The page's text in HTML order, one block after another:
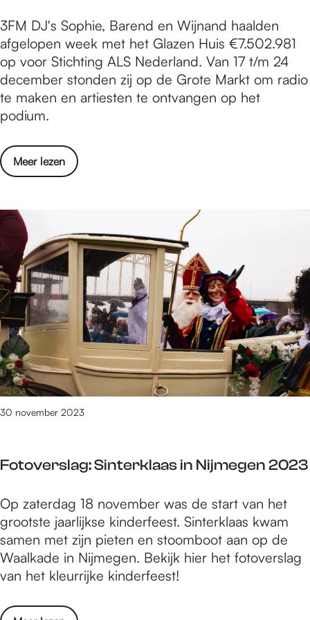
w
e
k
e
n
2
2
3
2
0
2
4
m
e
e
g
s
e
i
n
w
e
k
e
n
2
2
3
2
4
F
o
t
o
v
e
s
l
:
3
F
M
S
e
r
i
o
u
s
R
q
u
s
t
2
0
2
3FM DJ's Sophie, Barend en Wijnand haalden
afgelopen week met het Glazen Huis €7.502.981
op voor Stichting ALS Nederland. Van 17 t/m 24
december​ stonden zij op de Grote Markt om radio
te maken en artiesten te ontvangen op het
podium.
Meer lezen
o
v
o
t
o
v
e
s
l
a
g
F
S
e
r
i
o
s
Fotoverslag: Sinterklaas in Nijmegen 2023
30 november 2023
F
o
t
o
v
r
Op zaterdag 18 november was de start van het
grootste jaarlijkse kinderfeest. Sinterklaas kwam
samen met zijn pieten en stoomboot aan op de
Waalkade in Nijmegen. Bekijk hier het fotoverslag
van het kleurrijke kinderfeest!